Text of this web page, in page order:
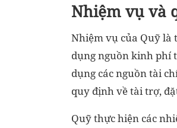
Nhiệm vụ và
Nhiệm vụ của Quỹ là
dụng nguồn kinh phí
dụng các nguồn tài
quy định về tài trợ,
Quỹ thực hiện các